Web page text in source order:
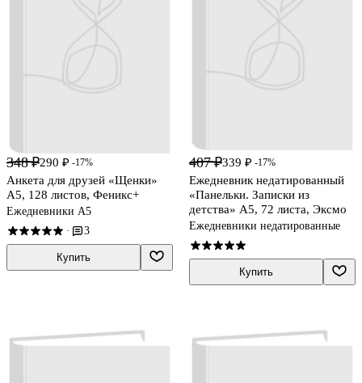
348 ₽290 ₽ -17%
Анкета для друзей «Щенки»
А5, 128 листов, Феникс+
Ежедневники А5
· 3
Купить
407 ₽339 ₽ -17%
Ежедневник недатированный
«Панельки. Записки из
детства» А5, 72 листа, Эксмо
Ежедневники недатированные
Купить